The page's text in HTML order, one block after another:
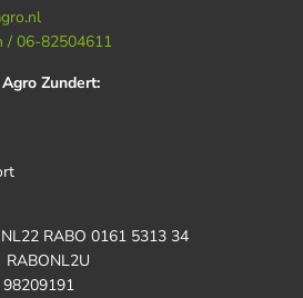
/ 06-82504611
Zundert:
RABO 0161 5313 34